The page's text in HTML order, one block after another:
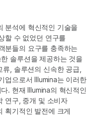
분석에 혁신적인 기술을
할 수 없었던 연구를
분들의 요구를 충족하는
솔루션을 제공하는 것을
, 솔루션의 신속한 공급,
업으로서 Illumina는 이러한
. 현재 Illumina의 혁신적인
연구, 중개 및 소비자
획기적인 발전에 크게